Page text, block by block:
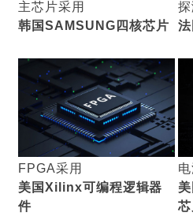
主芯片采用
韩国SAMSUNG四核芯片
FPGA采用
美国Xilinx可编程逻辑器
件